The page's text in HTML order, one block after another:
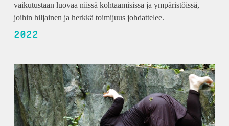
vaikutustaan luovaa niissä kohtaamisissa ja ympäristöissä,
joihin hiljainen ja herkkä toimijuus johdattelee.
2022